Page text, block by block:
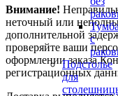
с
Подстолье
для
Внимание!
неточный или
дополнительной
проверяйте ваши
оформлении
регистрационных